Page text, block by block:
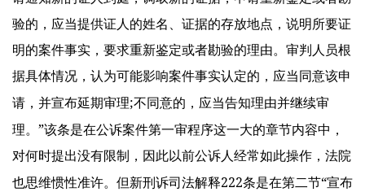
验的，应当提供证人的姓名、证据的存放地点，说明所要证
明的案件事实，要求重新鉴定或者勘验的理由。审判人员根
据具体情况，认为可能影响案件事实认定的，应当同意该申
请，并宣布延期审理;不同意的，应当告知理由并继续审
理。 ”该条是在公诉案件第一审程序这一大的章节内容中，
对何时提出没有限制，因此以前公诉人经常如此操作，法院
也思维惯性准许。但新刑诉司法解释222条是在第二节“宣布